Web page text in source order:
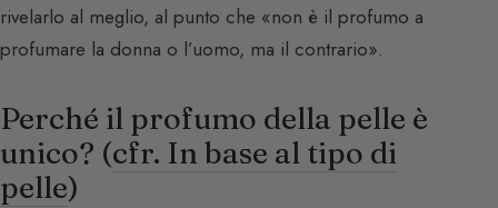
rivelarlo al meglio, al punto che «non è il profumo a
profumare la donna o l’uomo, ma il contrario».
Perché il profumo della pelle è
unico? (cfr. In base al tipo di
pelle)